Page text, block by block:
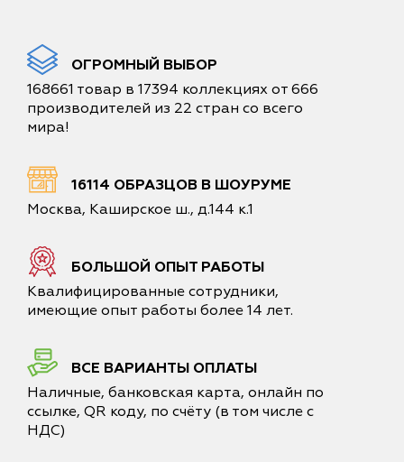
ОГРОМНЫЙ ВЫБОР
168661 товар в 17394 коллекциях от 666
производителей из 22 стран со всего
мира!
16114 ОБРАЗЦОВ В ШОУРУМЕ
Москва, Каширское ш., д.144 к.1
БОЛЬШОЙ ОПЫТ РАБОТЫ
Квалифицированные сотрудники,
имеющие опыт работы более 14 лет.
ВСЕ ВАРИАНТЫ ОПЛАТЫ
Наличные, банковская карта, онлайн по
ссылке, QR коду, по счёту (в том числе с
НДС)